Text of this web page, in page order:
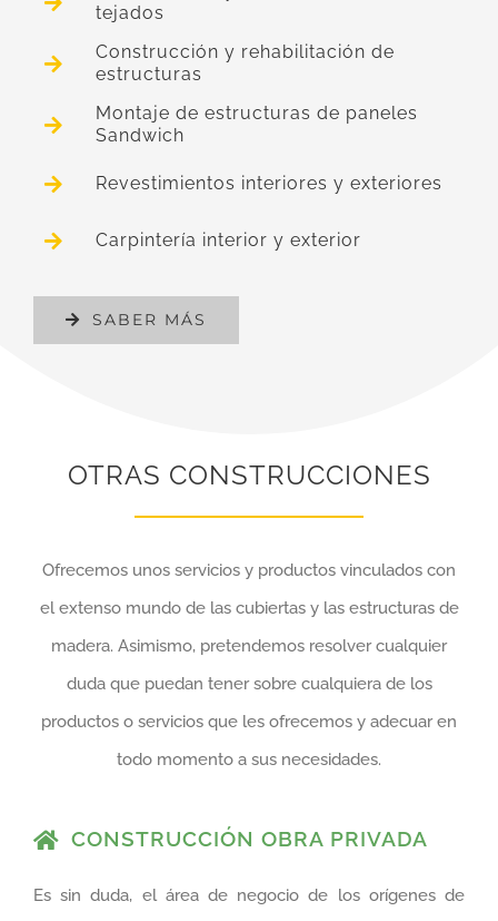
tejados
Construcción y rehabilitación de
estructuras
Montaje de estructuras de paneles
Sandwich
Revestimientos interiores y exteriores
Carpintería interior y exterior
SABER MÁS
OTRAS CONSTRUCCIONES
Ofrecemos unos servicios y productos vinculados con
el extenso mundo de las cubiertas y las estructuras de
madera. Asimismo, pretendemos resolver cualquier
duda que puedan tener sobre cualquiera de los
productos o servicios que les ofrecemos y adecuar en
todo momento a sus necesidades.
CONSTRUCCIÓN OBRA PRIVADA
Es sin duda, el área de negocio de los orígenes de